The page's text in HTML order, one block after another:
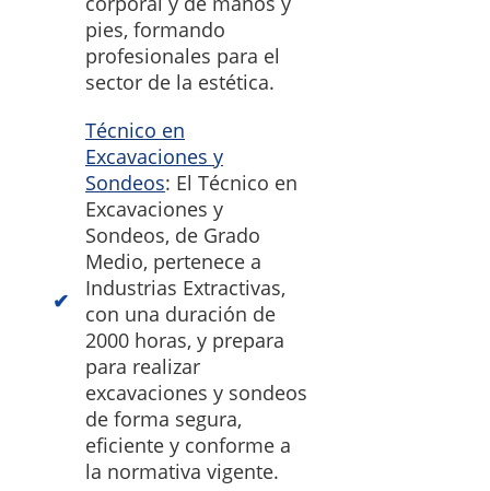
pies, formando
profesionales para el
sector de la estética.
Técnico en
Excavaciones y
Sondeos: El Técnico en
Excavaciones y
Sondeos, de Grado
Medio, pertenece a
Industrias Extractivas,
con una duración de
2000 horas, y prepara
para realizar
excavaciones y sondeos
de forma segura,
eficiente y conforme a
la normativa vigente.